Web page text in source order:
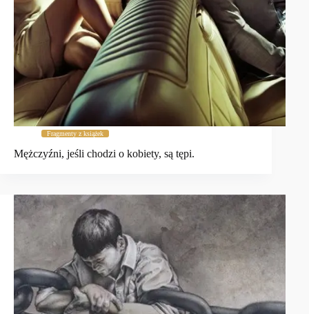
Fragmenty z książek
Mężczyźni, jeśli chodzi o kobiety, są tępi.